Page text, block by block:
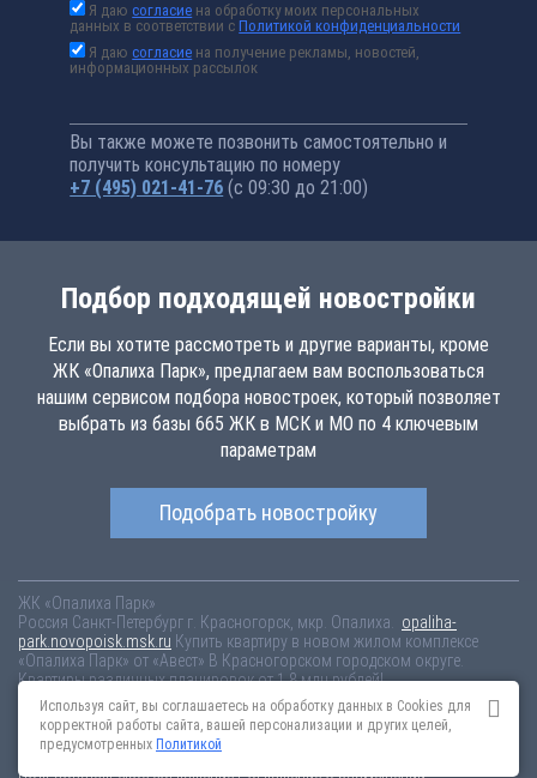
Я даюсогласие на обработку моих персональных
данных в соответствии сПолитикой конфиденциальности
Я даюсогласие на получение рекламы, новостей,
информационных рассылок
Вы также можете позвонить самостоятельно и
получить консультацию по номеру
+7 (495) 021-41-76 (с 09:30 до 21:00)
Подбор подходящей новостройки
Если вы хотите рассмотреть и другие варианты, кроме
ЖК «Опалиха Парк», предлагаем вам воспользоваться
нашим сервисом подбора новостроек, который позволяет
выбрать из базы 665 ЖК в МСК и МО по 4 ключевым
параметрам
Подобрать новостройку
ЖК «Опалиха Парк»
Россия Санкт-Петербург г. Красногорск, мкр. Опалиха.
opaliha-
park.novopoisk.msk.ru Купить квартиру в новом жилом комплексе
«Опалиха Парк» от «Авест» В Красногорском городском округе.
Квартиры различных планировок от 1.8 млн рублей!
Новостройки Санкт-ПетербургаНовостройки Москвы
Информация на сайте взята из открытых источников, не является
Используя сайт, вы соглашаетесь на обработку данных в Cookies для
корректной работы сайта, вашей персонализации и других целей,
предусмотренных Политикой